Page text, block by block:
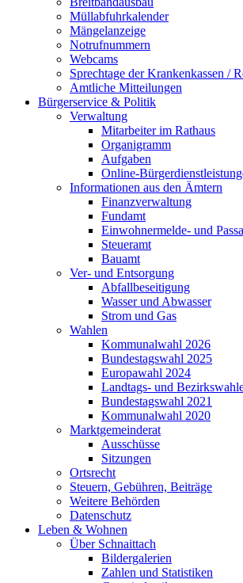
Müllabfuhrkalender
Mängelanzeige
Notrufnummern
Webcams
Sprechtage der Krankenkassen /
Amtliche Mitteilungen
Bürgerservice & Politik
Verwaltung
Mitarbeiter im Rathaus
Organigramm
Aufgaben
Online-
Informationen aus den Ämtern
Finanzverwaltung
Fundamt
Einwohnermelde- und
Steueramt
Bauamt
Ver- und Entsorgung
Abfallbeseitigung
Wasser und Abwasser
Strom und Gas
Wahlen
Kommunalwahl 2026
Bundestagswahl 2025
Europawahl 2024
Landtags- und
Bundestagswahl 2021
Kommunalwahl 2020
Marktgemeinderat
Ausschüsse
Sitzungen
Ortsrecht
Steuern, Gebühren, Beiträge
Weitere Behörden
Datenschutz
Leben & Wohnen
Über Schnaittach
Bildergalerien
Zahlen und Statistiken